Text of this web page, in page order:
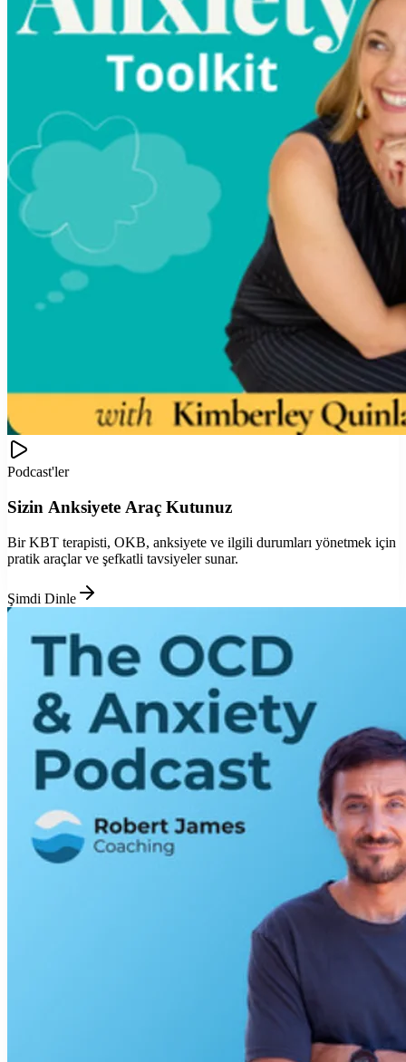
Podcast'ler
Sizin Anksiyete Araç Kutunuz
Bir KBT terapisti, OKB, anksiyete ve ilgili durumları yönetmek için
pratik araçlar ve şefkatli tavsiyeler sunar.
Şimdi Dinle